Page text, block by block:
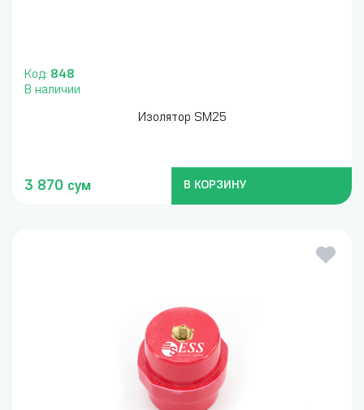
Код: 848
В наличии
Изолятор SM25
3 870 сум В КОРЗИНУ